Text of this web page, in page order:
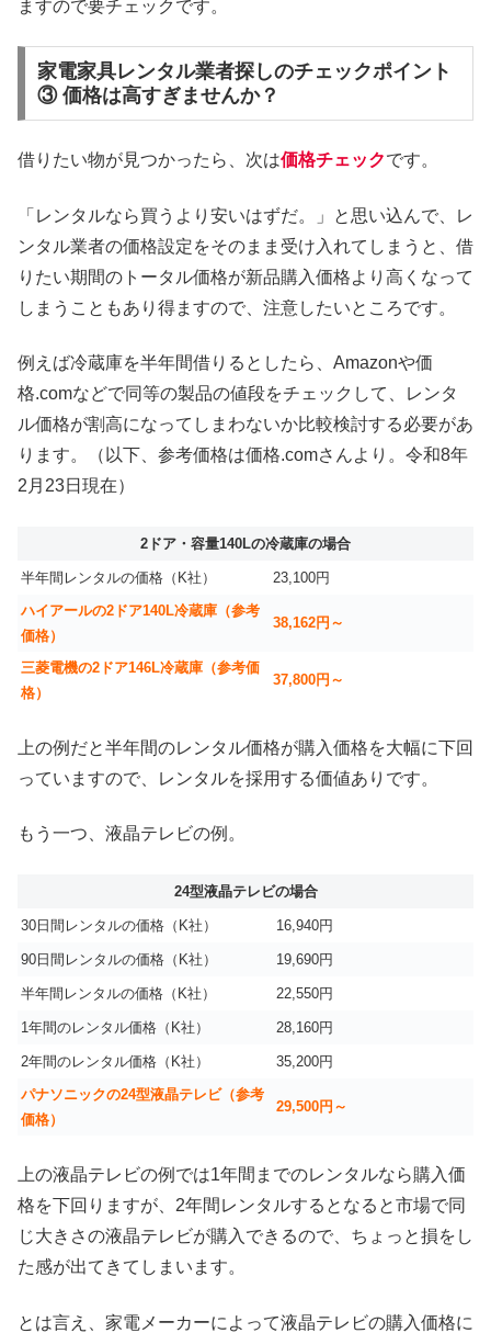
ますので要チェックです。
家電家具レンタル業者探しのチェックポイント
③ 価格は高すぎませんか？
借りたい物が見つかったら、次は価格チェックです。
「レンタルなら買うより安いはずだ。」と思い込んで、レ
ンタル業者の価格設定をそのまま受け入れてしまうと、借
りたい期間のトータル価格が新品購入価格より高くなって
しまうこともあり得ますので、注意したいところです。
例えば冷蔵庫を半年間借りるとしたら、Amazonや価
格.comなどで同等の製品の値段をチェックして、レンタ
ル価格が割高になってしまわないか比較検討する必要があ
ります。（以下、参考価格は価格.comさんより。令和8年
2月23日現在）
2ドア・容量140Lの冷蔵庫の場合
半年間レンタルの価格（K社）
23,100円
ハイアールの2ドア140L冷蔵庫（参考
価格）
38,162円～
三菱電機の2ドア146L冷蔵庫（参考価
格）
37,800円～
上の例だと半年間のレンタル価格が購入価格を大幅に下回
っていますので、レンタルを採用する価値ありです。
もう一つ、液晶テレビの例。
24型液晶テレビの場合
30日間レンタルの価格（K社） 16,940円
90日間レンタルの価格（K社） 19,690円
半年間レンタルの価格（K社） 22,550円
1年間のレンタル価格（K社） 28,160円
2年間のレンタル価格（K社）
35,200円
パナソニックの24型液晶テレビ（参考
価格）
29,500円～
上の液晶テレビの例では1年間までのレンタルなら購入価
格を下回りますが、2年間レンタルするとなると市場で同
じ大きさの液晶テレビが購入できるので、ちょっと損をし
た感が出てきてしまいます。
とは言え、家電メーカーによって液晶テレビの購入価格に